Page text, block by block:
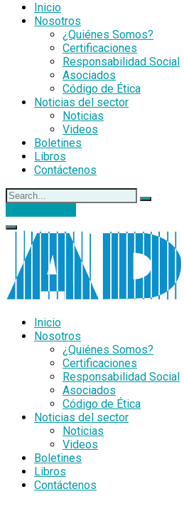
Inicio
Nosotros
¿Quiénes Somos?
Certificaciones
Responsabilidad Social
Asociados
Código de Ética
Noticias del sector
Noticias
Videos
Boletines
Libros
Contáctenos
Inicio
Nosotros
¿Quiénes Somos?
Certificaciones
Responsabilidad Social
Asociados
Código de Ética
Noticias del sector
Noticias
Videos
Boletines
Libros
Contáctenos